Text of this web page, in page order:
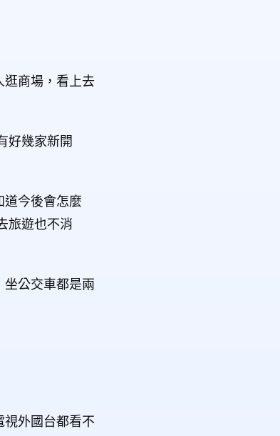
逛商場，看上去
好幾家新開
道今後會怎麼
旅遊也不消
公交車都是兩
外國台都看不